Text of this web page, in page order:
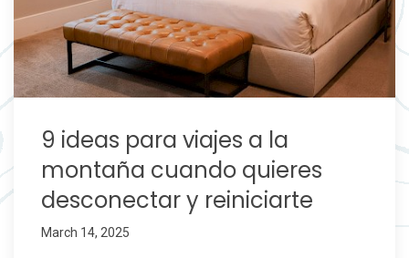
9 ideas para viajes a la
montaña cuando quieres
desconectar y reiniciarte
March 14, 2025